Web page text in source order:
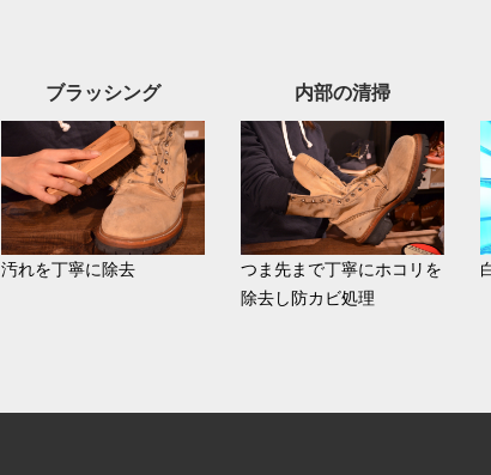
ブラッシング
汚れを丁寧に除去
内部の清掃
つま先まで丁寧にホコリを
除去し防カビ処理